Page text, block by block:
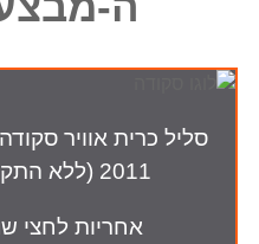
סליל כרית אוויר
2011 (ללא התקנה)
אחריות לחצי